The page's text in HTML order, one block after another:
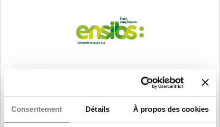
Consentement Détails À propos des cookies
ENSIBS